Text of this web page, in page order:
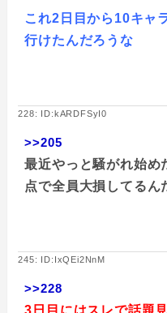
これ2日目から10キャ
行けたんだろうな
228: ID:kARDFSyI0
>>205
最近やっと騒がれ始め
点で全員大損してるん
245: ID:IxQEi2NnM
>>228